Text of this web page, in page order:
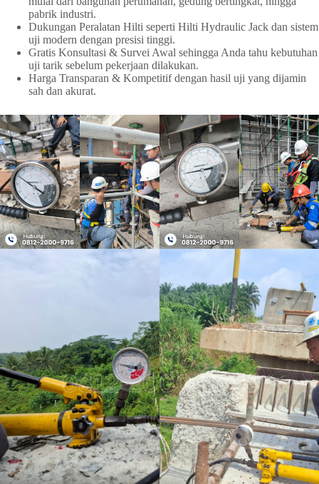
pabrik industri.
Dukungan Peralatan Hilti seperti Hilti Hydraulic Jack dan sistem
uji modern dengan presisi tinggi.
Gratis Konsultasi & Survei Awal sehingga Anda tahu kebutuhan
uji tarik sebelum pekerjaan dilakukan.
Harga Transparan & Kompetitif dengan hasil uji yang dijamin
sah dan akurat.